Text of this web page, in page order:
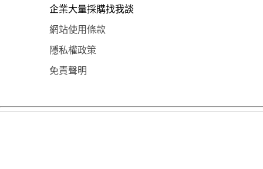
企業大量採購找我談
網站使用條款
隱私權政策
免責聲明